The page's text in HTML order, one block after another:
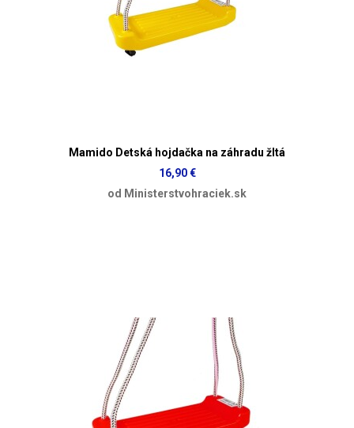
Mamido Detská hojdačka na záhradu žltá
16,90 €
od Ministerstvohraciek.sk